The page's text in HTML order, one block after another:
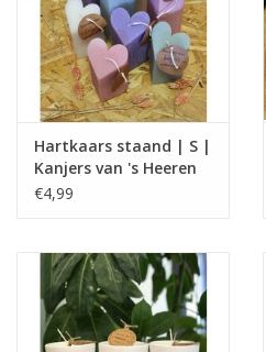
Hartkaars staand | S |
Kanjers van 's Heeren
Loo
€4,99